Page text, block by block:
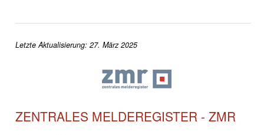
Letzte Aktualisierung: 27. März 2025
ZENTRALES MELDEREGISTER - ZMR